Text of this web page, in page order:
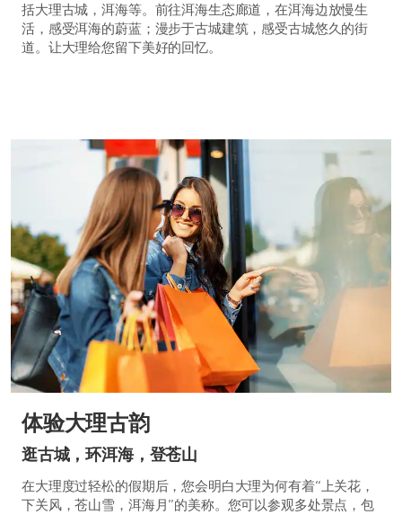
括大理古城，洱海等。前往洱海生态廊道，在洱海边放慢生
活，感受洱海的蔚蓝；漫步于古城建筑，感受古城悠久的街
道。让大理给您留下美好的回忆。
体验大理古韵
逛古城，环洱海，登苍山
在大理度过轻松的假期后，您会明白大理为何有着“上关花，
下关风，苍山雪，洱海月”的美称。您可以参观多处景点，包